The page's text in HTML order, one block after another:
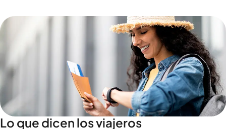
Lo que dicen los viajeros